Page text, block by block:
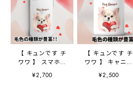
【 キュンです チ
ワワ 】 スマホケ
ース クリアソフ
トケース 犬 犬
¥2,700
【 キュンです チ
ワワ 】 キャニス
ター 保存容器
お家用 プレゼン
¥2,500